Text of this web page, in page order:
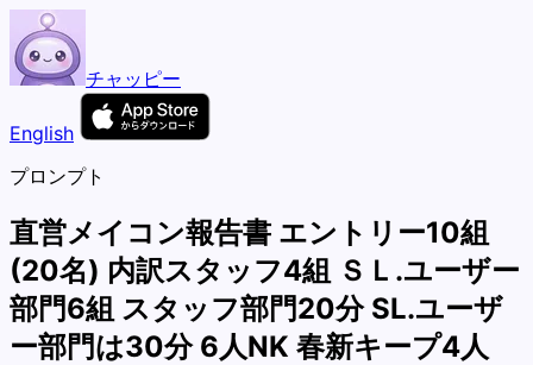
チャッピー
English
プロンプト
直営メイコン報告書 エントリー10組
(20名) 内訳スタッフ4組 ＳＬ.ユーザー
部門6組 スタッフ部門20分 SL.ユーザ
ー部門は30分 6人NK 春新キープ4人